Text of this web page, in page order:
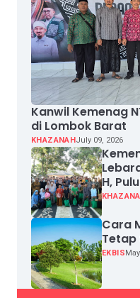
Kanwil Kemenag
di Lombok Barat
KHAZANAHJuly 09, 2026
H,
Cara
Tetap
EKBIS